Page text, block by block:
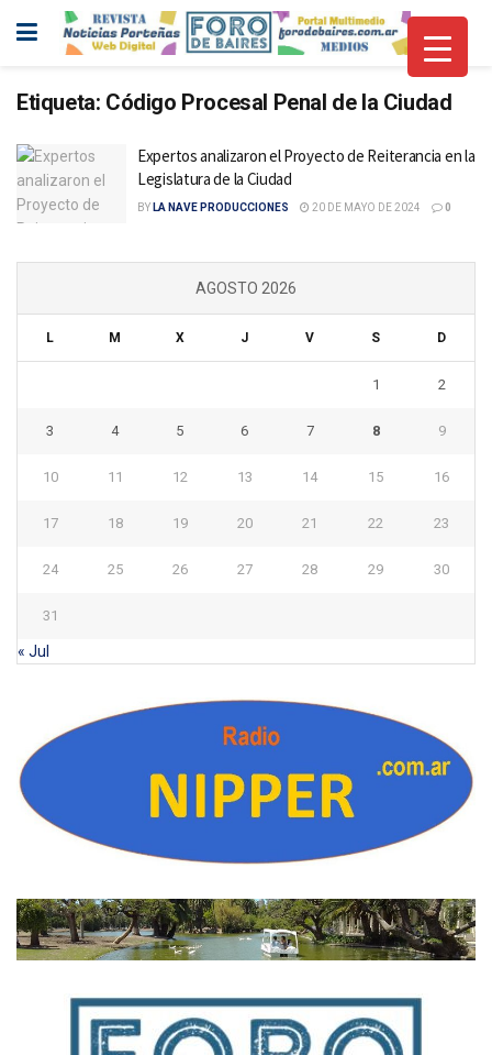
Etiqueta: Código Procesal Penal de la Ciudad
Expertos analizaron el Proyecto de Reiterancia en la
Legislatura de la Ciudad
BY LA NAVE PRODUCCIONES 20 DE MAYO DE 2024 0
AGOSTO 2026
L M X J V S D
1 2
3 4 5 6 7 8 9
10 11 12 13 14 15 16
17 18 19 20 21 22 23
24 25 26 27 28 29 30
31
« Jul